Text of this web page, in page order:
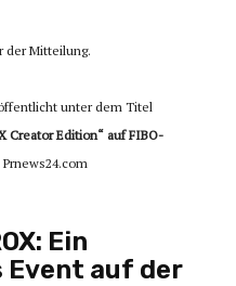
der Mitteilung.
unter dem Titel
Creator Edition“ auf FIBO-
Ein
auf der